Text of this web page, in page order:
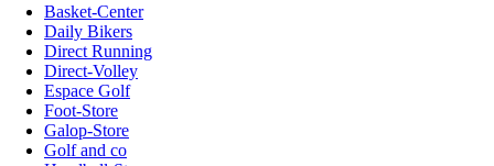
Basket-Center
Daily Bikers
Direct Running
Direct-Volley
Espace Golf
Foot-Store
Galop-Store
Golf and co